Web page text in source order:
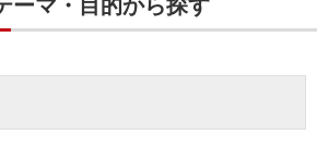
ーマ・目的から探す